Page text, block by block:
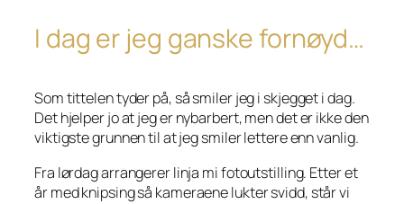
I dag er jeg ganske fornøyd…
Som tittelen tyder på, så smiler jeg i skjegget i dag.
Det hjelper jo at jeg er nybarbert, men det er ikke den
viktigste grunnen til at jeg smiler lettere enn vanlig.
Fra lørdag arrangerer linja mi fotoutstilling. Etter et
år med knipsing så kameraene lukter svidd, står vi